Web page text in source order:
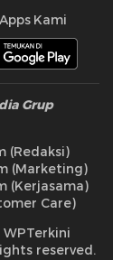
Kami
Grup
(Redaksi)
(Marketing)
(Kerjasama)
Care)
reserved.